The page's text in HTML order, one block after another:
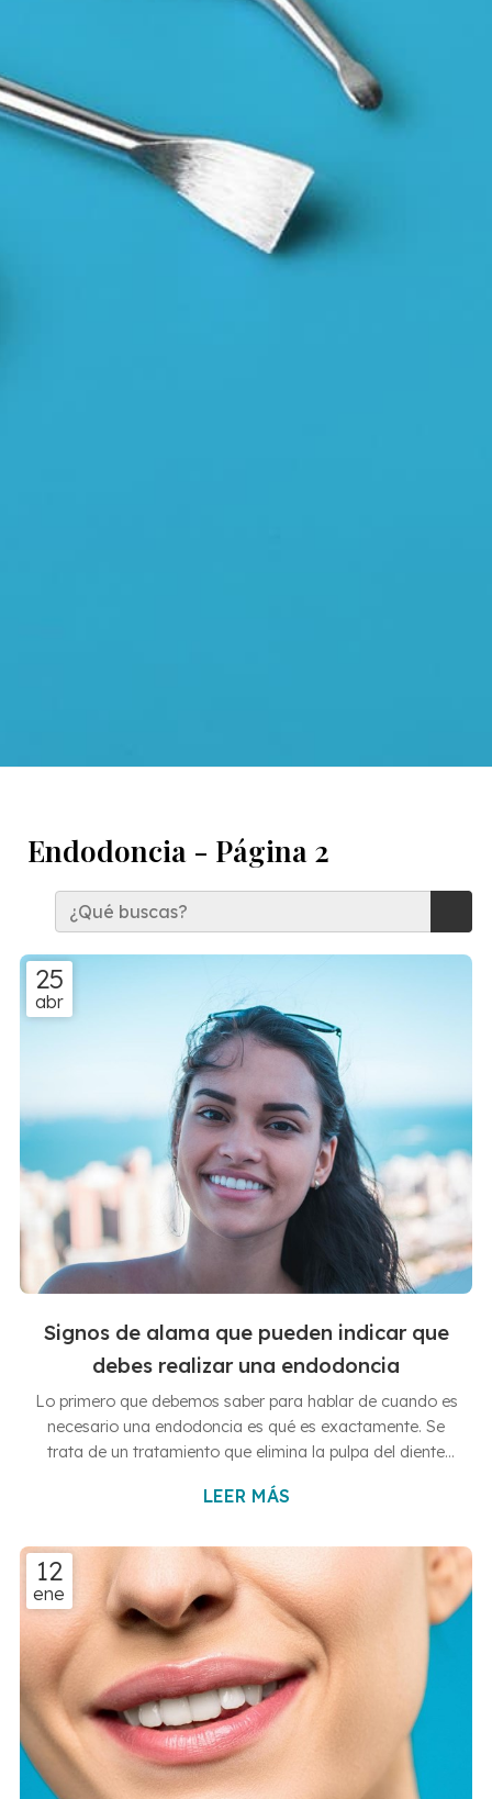
Endodoncia - Página 2
25
abr
Signos de alama que pueden indicar que
debes realizar una endodoncia
Lo primero que debemos saber para hablar de cuando es
necesario una endodoncia es qué es exactamente. Se
trata de un tratamiento que elimina la pulpa del diente
salvarla. Con ello evitamos que el paciente sufra
hablamos de pulpa dentaria nos referimos al nervio del
diente, que es la zona más importante del mismo.
Precisamente la endodoncia lo que busca es salvar la
pieza dental y evitar así su ex...
LEER MÁS
12
ene